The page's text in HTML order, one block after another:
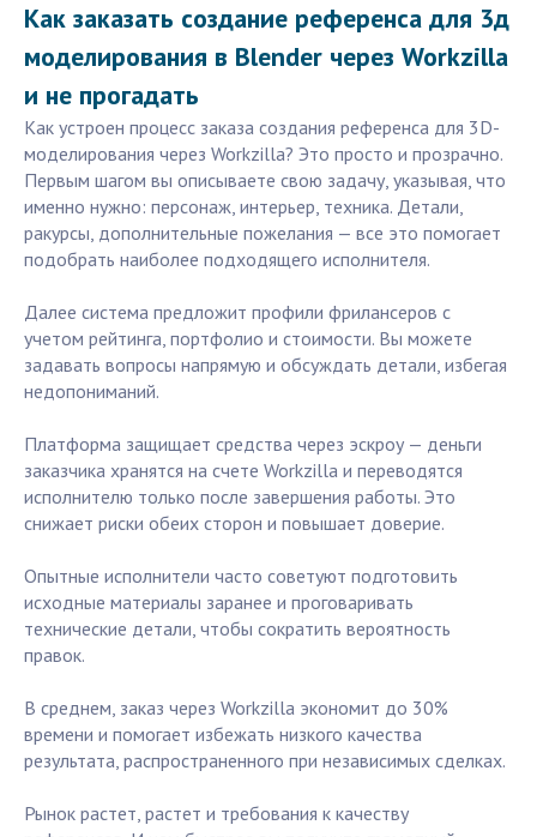
Как заказать создание референса для 3д
моделирования в Blender через Workzilla
и не прогадать
Как устроен процесс заказа создания референса для 3D-
моделирования через Workzilla? Это просто и прозрачно.
Первым шагом вы описываете свою задачу, указывая, что
именно нужно: персонаж, интерьер, техника. Детали,
ракурсы, дополнительные пожелания — все это помогает
подобрать наиболее подходящего исполнителя.
Далее система предложит профили фрилансеров с
учетом рейтинга, портфолио и стоимости. Вы можете
задавать вопросы напрямую и обсуждать детали, избегая
недопониманий.
Платформа защищает средствa через эскроу — деньги
заказчика хранятся на счете Workzilla и переводятся
исполнителю только после завершения работы. Это
снижает риски обеих сторон и повышает доверие.
Опытные исполнители часто советуют подготовить
исходные материалы заранее и проговаривать
технические детали, чтобы сократить вероятность
правок.
В среднем, заказ через Workzilla экономит до 30%
времени и помогает избежать низкого качества
результата, распространенного при независимых сделках.
Рынок растет, растет и требования к качеству